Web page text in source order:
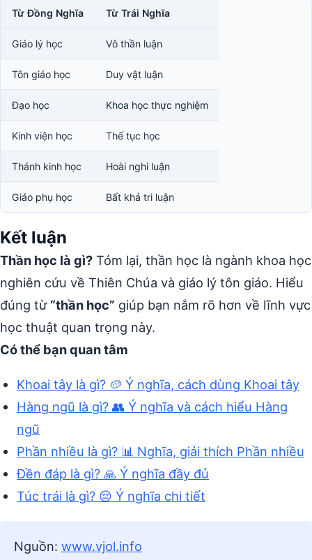
Từ Đồng Nghĩa Từ Trái Nghĩa
Giáo lý học Vô thần luận
Tôn giáo học Duy vật luận
Đạo học Khoa học thực nghiệm
Kinh viện học Thế tục học
Thánh kinh học Hoài nghi luận
Giáo phụ học Bất khả tri luận
Kết luận
Thần học là gì? Tóm lại, thần học là ngành khoa học
nghiên cứu về Thiên Chúa và giáo lý tôn giáo. Hiểu
đúng từ “thần học” giúp bạn nắm rõ hơn về lĩnh vực
học thuật quan trọng này.
Có thể bạn quan tâm
Khoai tây là gì? 🥔 Ý nghĩa, cách dùng Khoai tây
Hàng ngũ là gì? 👥 Ý nghĩa và cách hiểu Hàng
ngũ
Phần nhiều là gì? 📊 Nghĩa, giải thích Phần nhiều
Đền đáp là gì? 🙏 Ý nghĩa đầy đủ
Túc trái là gì? 😔 Ý nghĩa chi tiết
Nguồn: www.vjol.info